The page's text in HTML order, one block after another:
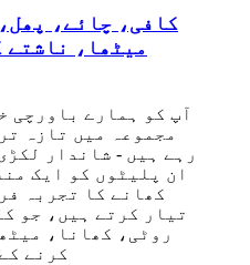
کافی، چائے،
میٹھا، ناشتے
آپ کو ہمارے باورچی
مجموعہ میں تازہ
رہے ہیں - شاندار
ان پلیٹوں کو ایک
کھانے کا تجربہ
تیار کرتے ہیں، جو
روٹی، کھانا،
کرنے